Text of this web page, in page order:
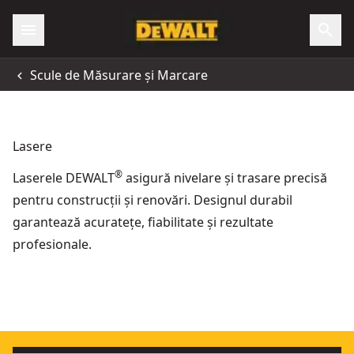
Scule de Măsurare și Marcare
Lasere
Laserele DEWALT® asigură nivelare și trasare precisă
pentru construcții și renovări. Designul durabil
garantează acuratețe, fiabilitate și rezultate
profesionale.